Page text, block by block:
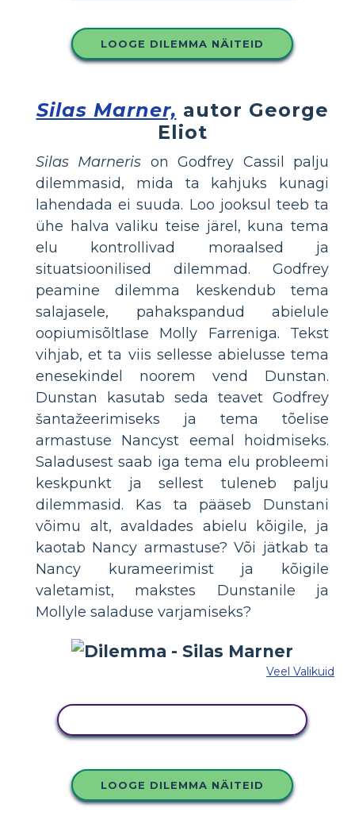
LOOGE DILEMMA NÄITEID
Silas Marner, autor George
Eliot
Silas Marneris on Godfrey Cassil palju
dilemmasid, mida ta kahjuks kunagi
lahendada ei suuda. Loo jooksul teeb ta
ühe halva valiku teise järel, kuna tema
elu kontrollivad moraalsed ja
situatsioonilised dilemmad. Godfrey
peamine dilemma keskendub tema
salajasele, pahakspandud abielule
oopiumisõltlase Molly Farreniga. Tekst
vihjab, et ta viis sellesse abielusse tema
enesekindel noorem vend Dunstan.
Dunstan kasutab seda teavet Godfrey
šantažeerimiseks ja tema tõelise
armastuse Nancyst eemal hoidmiseks.
Saladusest saab iga tema elu probleemi
keskpunkt ja sellest tuleneb palju
dilemmasid. Kas ta pääseb Dunstani
võimu alt, avaldades abielu kõigile, ja
kaotab Nancy armastuse? Või jätkab ta
Nancy kurameerimist ja kõigile
valetamist, makstes Dunstanile ja
Mollyle saladuse varjamiseks?
Veel Valikuid
LOOGE DILEMMA NÄITEID